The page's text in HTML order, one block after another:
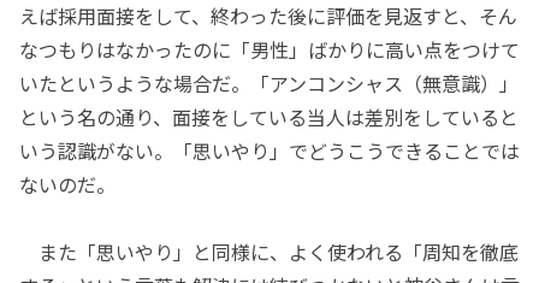
えば採用面接をして、終わった後に評価を見返すと、そん
なつもりはなかったのに「男性」ばかりに高い点をつけて
いたというような場合だ。「アンコンシャス（無意識）」
という名の通り、面接をしている当人は差別をしていると
いう認識がない。「思いやり」でどうこうできることでは
ないのだ。
また「思いやり」と同様に、よく使われる「周知を徹底